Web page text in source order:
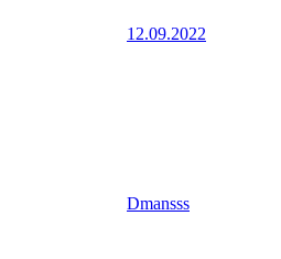
12.09.2022
Dmansss